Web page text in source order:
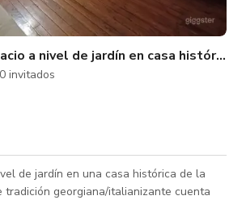
a nivel de jardín en casa histórica
invitados
de jardín en una casa histórica de la
tradición georgiana/italianizante cuenta